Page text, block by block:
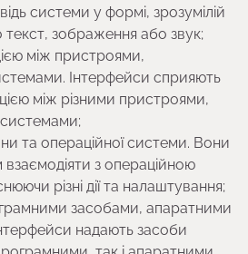
системи у формі, зрозумілій
текст, зображення або звук;
між пристроями,
Інтерфейси сприяють
між різними пристроями,
та операційної системи. Вони
з операційною
різні дії та налаштування;
засобами, апаратними
надають засоби